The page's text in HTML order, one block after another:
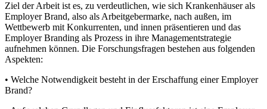
Ziel der Arbeit ist es, zu verdeutlichen, wie sich Krankenhäuser als
Employer Brand, also als Arbeitgebermarke, nach außen, im
Wettbewerb mit Konkurrenten, und innen präsentieren und das
Employer Branding als Prozess in ihre Managementstrategie
aufnehmen können. Die Forschungsfragen bestehen aus folgenden
Aspekten:
• Welche Notwendigkeit besteht in der Erschaffung einer Employer
Brand?